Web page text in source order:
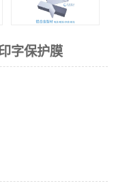
字保护膜
隔离膜